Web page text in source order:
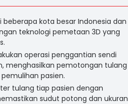
beberapa kota besar Indonesia dan
teknologi pemetaan 3D yang
operasi penggantian sendi
menghasilkan pemotongan tulang
pasien.
tulang tiap pasien dengan
sudut potong dan ukuran